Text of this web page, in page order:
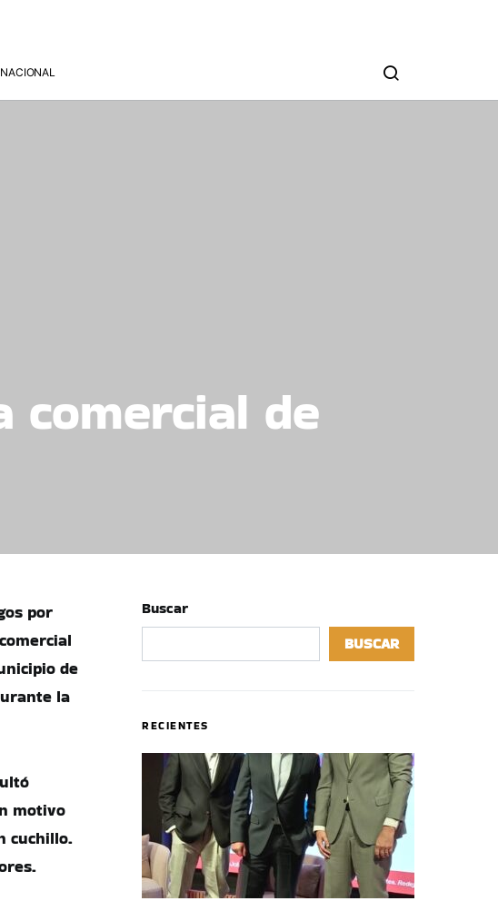
comercial de
por
de
la
motivo
cuchillo.
Buscar
BUSCAR
RECIENTES